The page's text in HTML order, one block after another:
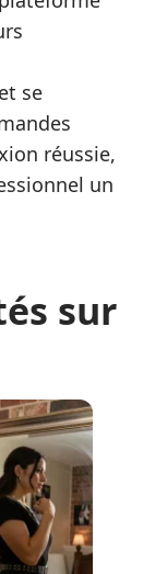
se
réussie,
un
sur